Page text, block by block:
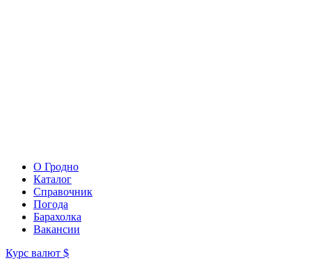
О Гродно
Каталог
Справочник
Погода
Барахолка
Вакансии
Курс валют $